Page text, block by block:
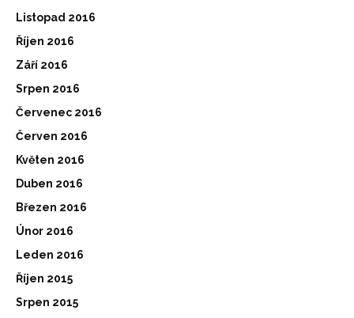
Listopad 2016
Říjen 2016
Září 2016
Srpen 2016
Červenec 2016
Červen 2016
Květen 2016
Duben 2016
Březen 2016
Únor 2016
Leden 2016
Říjen 2015
Srpen 2015